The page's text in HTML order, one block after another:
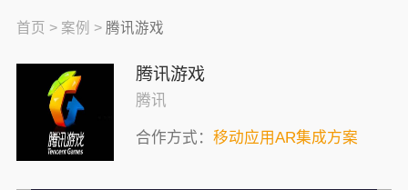
首页 > 案例 > 腾讯游戏
腾讯游戏
腾讯
合作方式：移动应用AR集成方案